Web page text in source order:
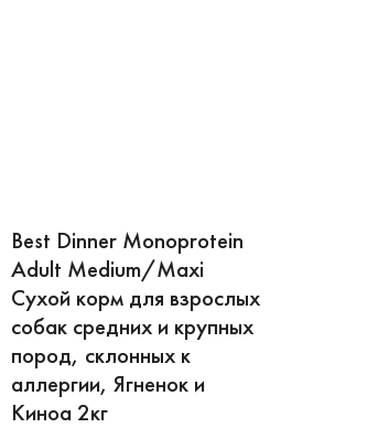
Best Dinner Monoprotein
Adult Medium/Maxi
Сухой корм для взрослых
собак средних и крупных
пород, склонных к
аллергии, Ягненок и
Киноа 2кг